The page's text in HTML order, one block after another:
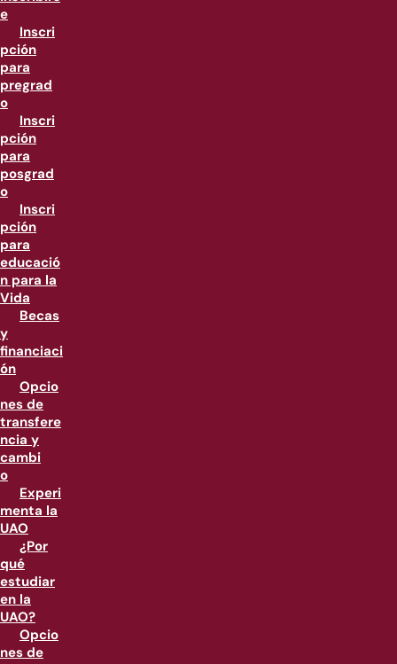
e
Inscri
pción
para
pregrad
o
Inscri
pción
para
posgrad
o
Inscri
pción
para
educació
n para la
Vida
Becas
y
financiaci
ón
Opcio
nes de
transfere
ncia y
cambi
o
Experi
menta la
UAO
¿Por
qué
estudiar
en la
UAO?
Opcio
nes de